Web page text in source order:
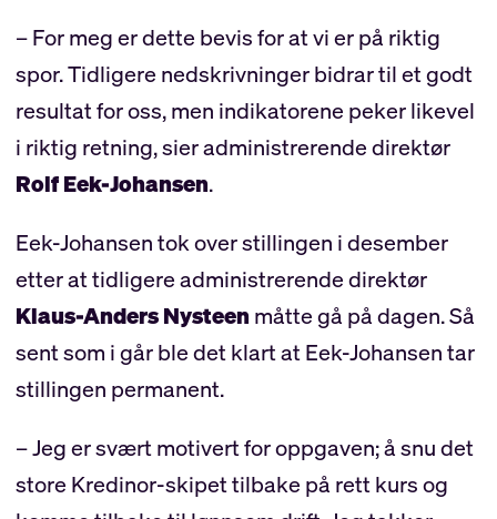
– For meg er dette bevis for at vi er på riktig
spor. Tidligere nedskrivninger bidrar til et godt
resultat for oss, men indikatorene peker likevel
i riktig retning, sier administrerende direktør
Rolf Eek-Johansen.
Eek-Johansen tok over stillingen i desember
etter at tidligere administrerende direktør
Klaus-Anders Nysteenmåtte gå på dagen. Så
sent som i går ble det klart at Eek-Johansen tar
stillingen permanent.
– Jeg er svært motivert for oppgaven; å snu det
store Kredinor-skipet tilbake på rett kurs og